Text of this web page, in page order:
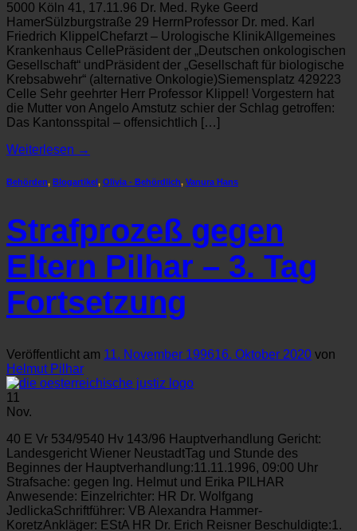
5000 Köln 41, 17.11.96 Dr. Med. Ryke Geerd
HamerSülzburgstraße 29 HerrnProfessor Dr. med. Karl
Friedrich KlippelChefarzt – Urologische KlinikAllgemeines
Krankenhaus CellePräsident der „Deutschen onkologischen
Gesellschaft“ undPräsident der „Gesellschaft für biologische
Krebsabwehr“ (alternative Onkologie)Siemensplatz 429223
Celle Sehr geehrter Herr Professor Klippel! Vorgestern hat
die Mutter von Angelo Amstutz schier der Schlag getroffen:
Das Kantonsspital – offensichtlich […]
Weiterlesen →
Behörden, Blogartikel, Olivia - Behördlich, Vanura Hans
Strafprozeß gegen
Eltern Pilhar – 3. Tag
Fortsetzung
Veröffentlicht am 11. November 199616. Oktober 2020 von
Helmut Pilhar
11
Nov.
40 E Vr 534/9540 Hv 143/96 Hauptverhandlung Gericht:
Landesgericht Wiener NeustadtTag und Stunde des
Beginnes der Hauptverhandlung:11.11.1996, 09:00 Uhr
Strafsache: gegen Ing. Helmut und Erika PILHAR
Anwesende: Einzelrichter: HR Dr. Wolfgang
JedlickaSchriftführer: VB Alexandra Hammer-
KoretzAnkläger: EStA HR Dr. Erich Reisner Beschuldigte:1.